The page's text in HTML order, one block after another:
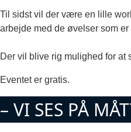
Til sidst vil der være en lille
arbejde med de øvelser som
Der vil blive rig mulighed for at
Eventet er gratis.
– VI SES PÅ